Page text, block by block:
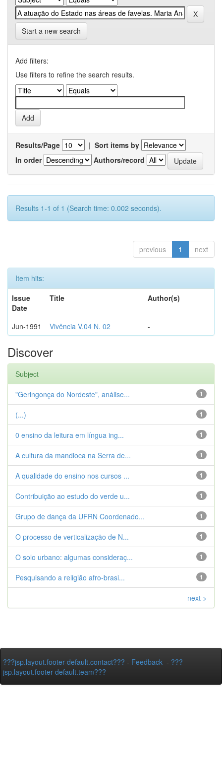
Start a new search
Add filters:
Use filters to refine the search results.
Results/Page | Sort items by
In order
Authors/record
Results 1-1 of 1 (Search time: 0.002 seconds).
previous 1 next
Item hits:
Issue
Date
Title Author(s)
Jun-1991 Vivência V.04 N. 02 -
Discover
Subject
1
"Geringonça do Nordeste", análise...
1
(...)
1
0 ensino da leitura em língua ing...
1
A cultura da mandioca na Serra de...
1
A qualidade do ensino nos cursos ...
1
Contribuição ao estudo do verde u...
1
Grupo de dança da UFRN Coordenado...
1
O processo de verticalização de N...
1
O solo urbano: algumas consideraç...
1
Pesquisando a religião afro-brasi...
next >
???jsp.layout.footer-default.contact??? - Feedback - ???
jsp.layout.footer-default.team???